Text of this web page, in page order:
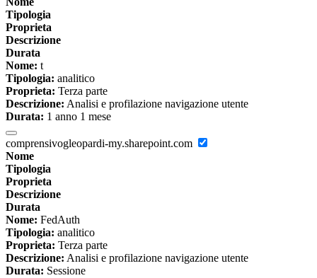
Tipologia
Proprieta
Descrizione
Durata
Nome: t
Tipologia: analitico
Proprieta: Terza parte
Descrizione: Analisi e profilazione navigazione utente
Durata: 1 anno 1 mese
comprensivogleopardi-my.sharepoint.com
Nome
Tipologia
Proprieta
Descrizione
Durata
Nome: FedAuth
Tipologia: analitico
Proprieta: Terza parte
Descrizione: Analisi e profilazione navigazione utente
Durata: Sessione